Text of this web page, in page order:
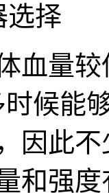
选择
血量
候能
因此
和强